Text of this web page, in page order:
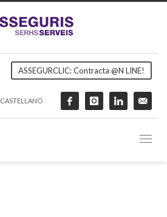
ASSEGURCLIC: Contracta @N LINE!
CASTELLANO